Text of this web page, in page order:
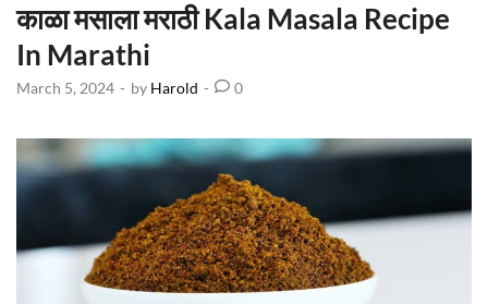
काळा मसाला मराठी Kala Masala Recipe
In Marathi
March 5, 2024 - by Harold - 0